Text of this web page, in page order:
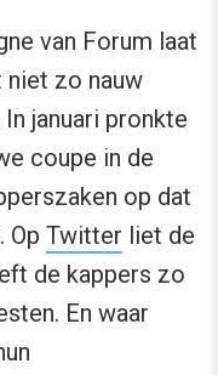
van Forum laat
zo nauw
januari pronkte
coupe in de
op dat
Op Twitter liet de
de kappers zo
En waar